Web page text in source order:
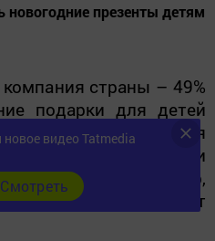
новогодние презенты детям
страны – 49%
подарки для детей
– это рекордная
лет. Таковы итоги
работы SuperJob,
ТАСС, сообщает
видео Tatmedia
Cмотреть